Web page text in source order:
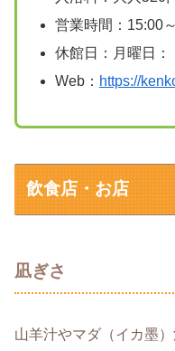
営業時間：15:00
休館日：月曜日：
Web： https://
飲食店・お店
凪ぎさ
山羊汁やマダ（イカ墨